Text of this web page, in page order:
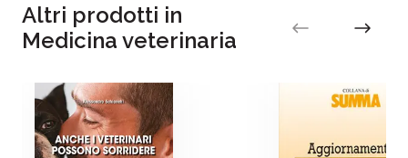
PVI S
Altri prodotti in
Medicina veterinaria